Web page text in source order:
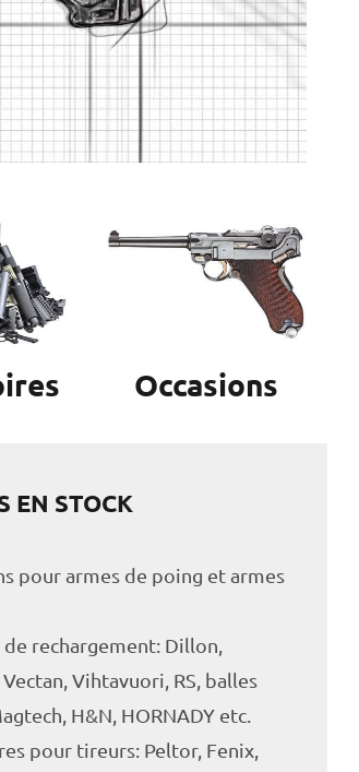
Occasions
EN STOCK
pour armes de poing et armes
rechargement: Dillon,
Vihtavuori, RS, balles
H&N, HORNADY etc.
pour tireurs: Peltor, Fenix,